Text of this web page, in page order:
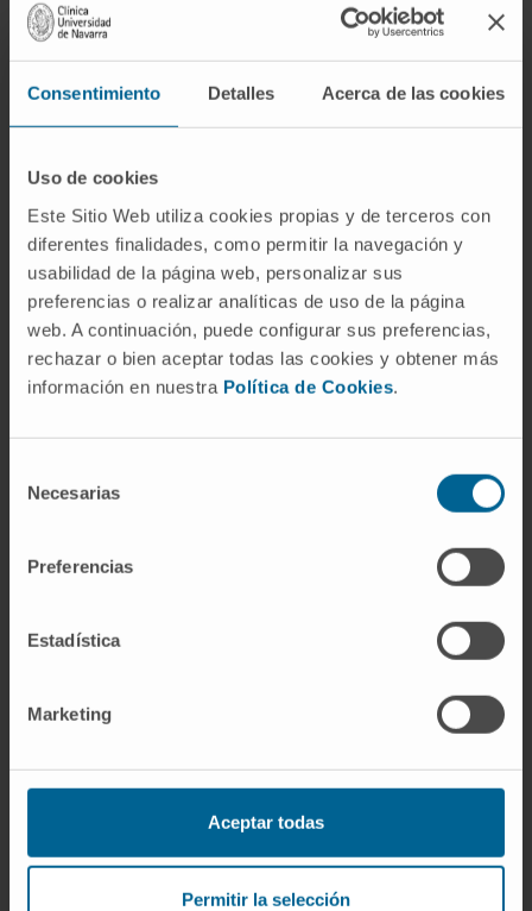
Consentimiento Detalles Acerca de las cookies
Uso de cookies
Este Sitio Web utiliza cookies propias y de terceros con
diferentes finalidades, como permitir la navegación y
usabilidad de la página web, personalizar sus
preferencias o realizar analíticas de uso de la página
web. A continuación, puede configurar sus preferencias,
rechazar o bien aceptar todas las cookies y obtener más
información en nuestra Política de Cookies.
Necesarias
Preferencias
Estadística
Marketing
Aceptar todas
Permitir la selección
Chirurgie thyroïdienne.
Chirurgie oncologique et reconstructrice.
Chirurgie mini-invasive.
Activité
En enseignement
Évaluation positive en tant que Professeur
contractuel docteur et Professeur
Evaluación de la Calidad (ANECA) en 2015.
Professeur contractuel docteur à la Faculté
de médecine de l’Universidad de Navarra,
A participé comme intervenant à plus de 115
conférences, tables rondes ou cours
A publié plus de 60 articles dans des revues